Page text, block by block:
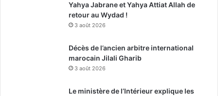
Yahya Jabrane et Yahya Attiat Allah de
retour au Wydad !
3 août 2026
Décès de l’ancien arbitre international
marocain Jilali Gharib
3 août 2026
Le ministère de l’Intérieur explique les